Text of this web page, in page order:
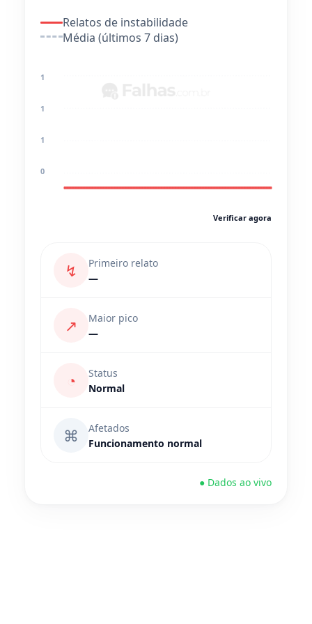
Relatos de instabilidade
Média (últimos 7 dias)
1
1
1
0
Verificar agora
↯
Primeiro relato
—
↗
Maior pico
—
◔
Status
Normal
⌘
Afetados
Funcionamento normal
● Dados ao vivo